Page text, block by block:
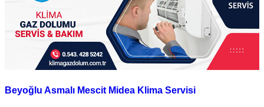
Profilo Klima Servisi
İletişim
Ana Sayfa
Kategoriler
Beyoğlu Midea Klima Servisi
Beyoğlu Asmalı Mescit Midea Klima Servisi